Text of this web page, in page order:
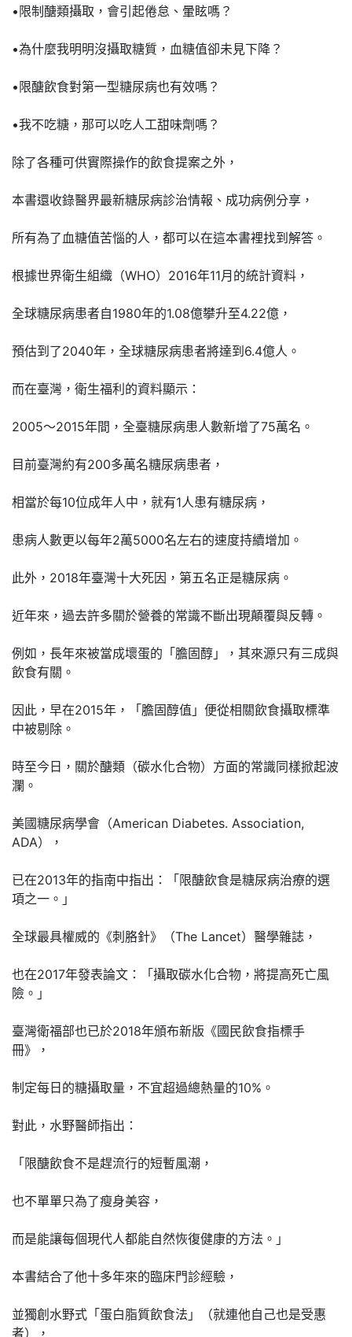
•限制醣類攝取，會引起倦怠、暈眩嗎？
•為什麼我明明沒攝取糖質，血糖值卻未見下降？
•限醣飲食對第一型糖尿病也有效嗎？
•我不吃糖，那可以吃人工甜味劑嗎？
除了各種可供實際操作的飲食提案之外，
本書還收錄醫界最新糖尿病診治情報、成功病例分享，
所有為了血糖值苦惱的人，都可以在這本書裡找到解答。
根據世界衛生組織（WHO）2016年11月的統計資料，
全球糖尿病患者自1980年的1.08億攀升至4.22億，
預估到了2040年，全球糖尿病患者將達到6.4億人。
而在臺灣，衛生福利的資料顯示：
2005～2015年間，全臺糖尿病患人數新增了75萬名。
目前臺灣約有200多萬名糖尿病患者，
相當於每10位成年人中，就有1人患有糖尿病，
患病人數更以每年2萬5000名左右的速度持續增加。
此外，2018年臺灣十大死因，第五名正是糖尿病。
近年來，過去許多關於營養的常識不斷出現顛覆與反轉。
例如，長年來被當成壞蛋的「膽固醇」，其來源只有三成與
飲食有關。
因此，早在2015年，「膽固醇值」便從相關飲食攝取標準
中被剔除。
時至今日，關於醣類（碳水化合物）方面的常識同樣掀起波
瀾。
美國糖尿病學會（American Diabetes. Association,
ADA），
已在2013年的指南中指出：「限醣飲食是糖尿病治療的選
項之一。」
全球最具權威的《刺胳針》（The Lancet）醫學雜誌，
也在2017年發表論文：「攝取碳水化合物，將提高死亡風
險。」
臺灣衛福部也已於2018年頒布新版《國民飲食指標手
冊》，
制定每日的糖攝取量，不宜超過總熱量的10%。
對此，水野醫師指出：
「限醣飲食不是趕流行的短暫風潮，
也不單單只為了瘦身美容，
而是能讓每個現代人都能自然恢復健康的方法。」
本書結合了他十多年來的臨床門診經驗，
並獨創水野式「蛋白脂質飲食法」（就連他自己也是受惠
者），